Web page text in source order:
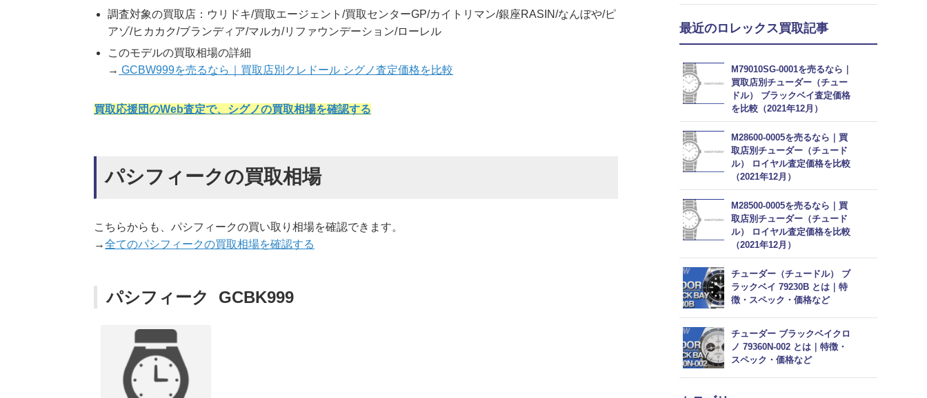
調査対象の買取店：ウリドキ/買取エージェント/買取センターGP/カイトリマン/銀座RASIN/なんぼや/ピ
アゾ/ヒカカク/ブランディア/マルカ/リファウンデーション/ローレル
このモデルの買取相場の詳細
→ GCBW999を売るなら｜買取店別クレドール シグノ査定価格を比較
買取応援団のWeb査定で、シグノの買取相場を確認する
パシフィークの買取相場
こちらからも、パシフィークの買い取り相場を確認できます。
→全てのパシフィークの買取相場を確認する
パシフィーク GCBK999
最近のロレックス買取記事
M79010SG-0001を売るなら｜
買取店別チューダー（チュー
ドル） ブラックベイ査定価格
を比較（2021年12月）
M28600-0005を売るなら｜買
取店別チューダー（チュード
ル） ロイヤル査定価格を比較
（2021年12月）
M28500-0005を売るなら｜買
取店別チューダー（チュード
ル） ロイヤル査定価格を比較
（2021年12月）
チューダー（チュードル） ブ
ラックベイ 79230B とは｜特
徴・スペック・価格など
チューダー ブラックベイクロ
ノ 79360N-002 とは｜特徴・
スペック・価格など